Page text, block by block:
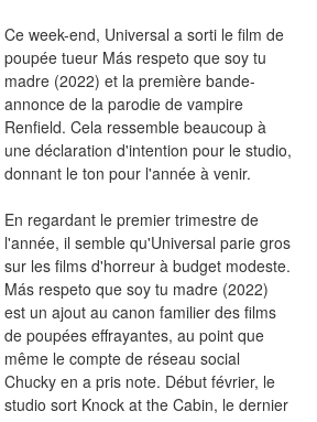
Ce week-end, Universal a sorti le film de
poupée tueur Más respeto que soy tu
madre (2022) et la première bande-
annonce de la parodie de vampire
Renfield. Cela ressemble beaucoup à
une déclaration d'intention pour le studio,
donnant le ton pour l'année à venir.
En regardant le premier trimestre de
l'année, il semble qu'Universal parie gros
sur les films d'horreur à budget modeste.
Más respeto que soy tu madre (2022)
est un ajout au canon familier des films
de poupées effrayantes, au point que
même le compte de réseau social
Chucky en a pris note. Début février, le
studio sort Knock at the Cabin, le dernier